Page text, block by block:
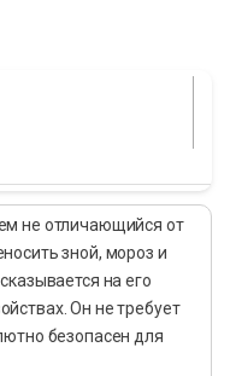
не отличающийся от
зной, мороз и
на его
Он не требует
безопасен для